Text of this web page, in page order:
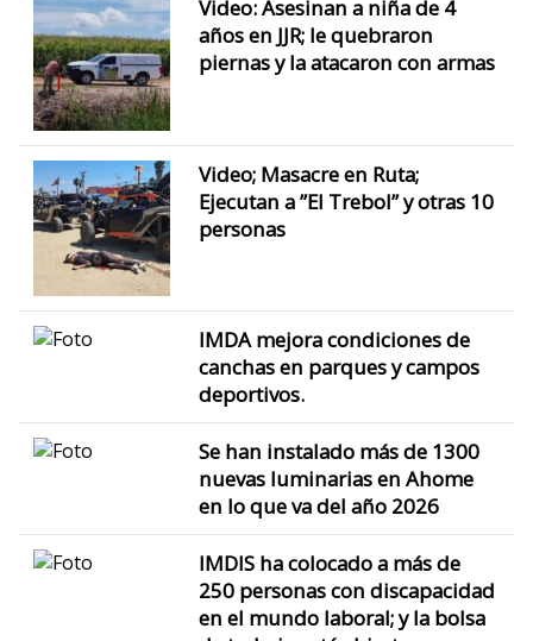
Video: Asesinan a niña de 4
años en JJR; le quebraron
piernas y la atacaron con armas
Video; Masacre en Ruta;
Ejecutan a ”El Trebol” y otras 10
personas
IMDA mejora condiciones de
canchas en parques y campos
deportivos.
Se han instalado más de 1300
nuevas luminarias en Ahome
en lo que va del año 2026
IMDIS ha colocado a más de
250 personas con discapacidad
en el mundo laboral; y la bolsa